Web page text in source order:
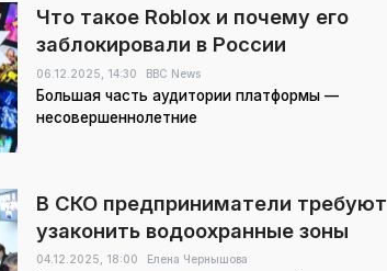
Что такое Roblox и почему его
заблокировали в России
06.12.2025, 14:30 ВВС News
Большая часть аудитории платформы —
несовершеннолетние
В СКО предприниматели требуют
узаконить водоохранные зоны
04.12.2025, 18:00 Елена Чернышова